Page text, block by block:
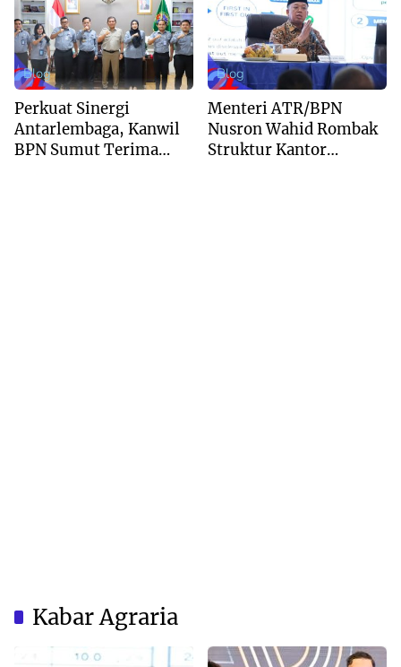
Aguan Layanan
Blog
Perkuat Sinergi
Antarlembaga, Kanwil
BPN Sumut Terima
Blog
Menteri ATR/BPN
Nusron Wahid Rombak
Struktur Kantor
Kabar Agraria